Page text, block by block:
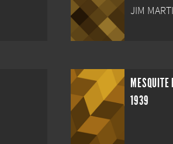
JIM
MESQUITE
1939